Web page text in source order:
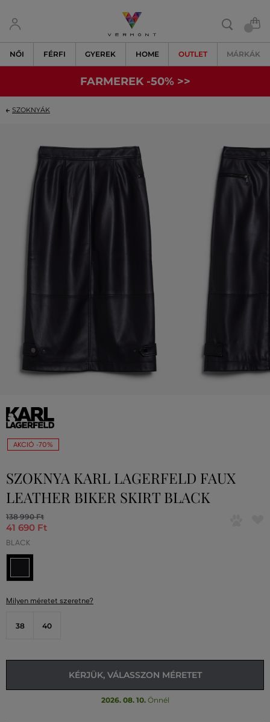
NŐI FÉRFI GYEREK HOME OUTLET MÁRKÁK
FARMEREK -50% >>
SZOKNYÁK
AKCIÓ -70%
SZOKNYA KARL LAGERFELD FAUX
LEATHER BIKER SKIRT BLACK
138 990 Ft
41 690 Ft
BLACK
Milyen méretet szeretne?
38 40
KÉRJÜK, VÁLASSZON MÉRETET
2026. 08. 10.Önnél